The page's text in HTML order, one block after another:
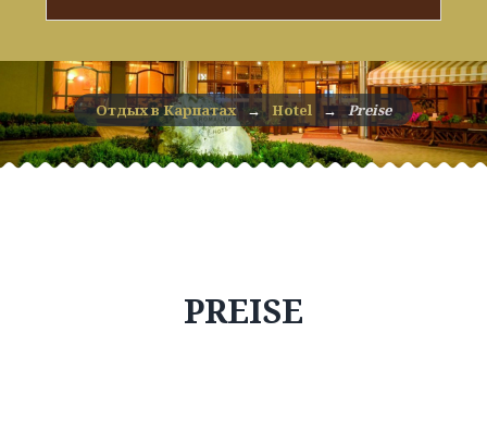
Отдых в Карпатах → Hotel → Preise
PREISE